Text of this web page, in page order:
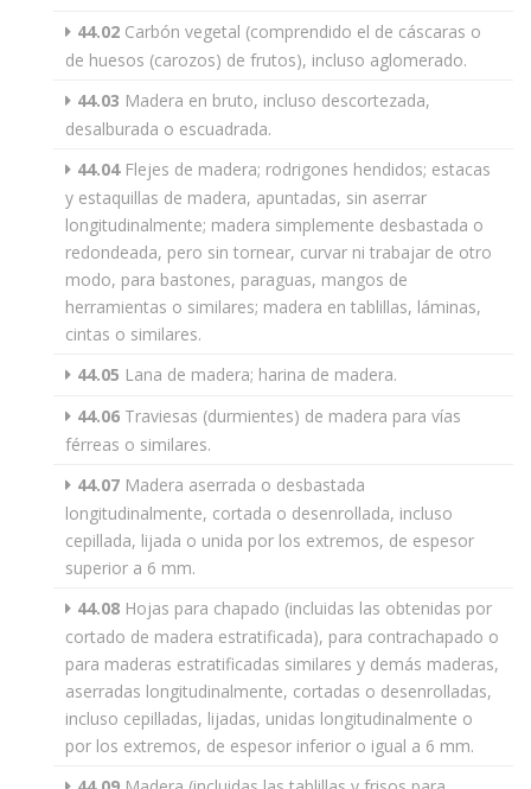
44.02 Carbón vegetal (comprendido el de cáscaras o
de huesos (carozos) de frutos), incluso aglomerado.
44.03 Madera en bruto, incluso descortezada,
desalburada o escuadrada.
44.04Flejes de madera; rodrigones hendidos; estacas
y estaquillas de madera, apuntadas, sin aserrar
longitudinalmente; madera simplemente desbastada o
redondeada, pero sin tornear, curvar ni trabajar de otro
modo, para bastones, paraguas, mangos de
herramientas o similares; madera en tablillas, láminas,
cintas o similares.
44.05 Lana de madera; harina de madera.
44.06 Traviesas (durmientes) de madera para vías
férreas o similares.
44.07 Madera aserrada o desbastada
longitudinalmente, cortada o desenrollada, incluso
cepillada, lijada o unida por los extremos, de espesor
superior a 6 mm.
44.08 Hojas para chapado (incluidas las obtenidas por
cortado de madera estratificada), para contrachapado o
para maderas estratificadas similares y demás maderas,
aserradas longitudinalmente, cortadas o desenrolladas,
incluso cepilladas, lijadas, unidas longitudinalmente o
por los extremos, de espesor inferior o igual a 6 mm.